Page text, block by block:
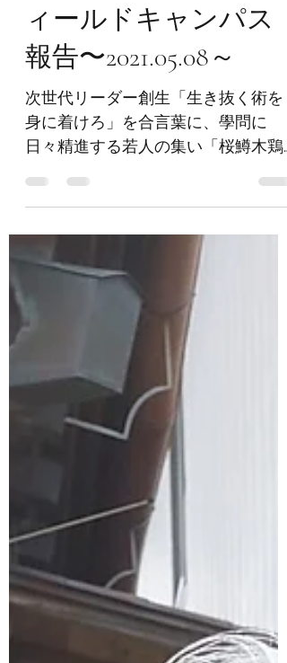
【第二回】農士塾フ
ィールドキャンパス
報告〜2021.05.08～
次世代リーダー創生「生き抜く術を
身に着けろ」を合言葉に、學問に
日々精進する若人の集い「桜鱒木鶏
会」のメンバー主催の、農士塾フィ
ールドキャンパスが、ながら倶楽部
農場「スカイビレッジ」にて開催さ
れました。 今回は、天候にも恵ま
れ、大地に直接触れ、作物を収穫し
ながら体で学びんでい...